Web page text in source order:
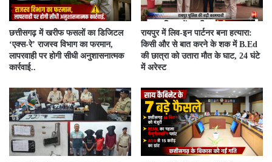
​छत्तीसगढ़ में खरीफ फसलों का डिजिटल
‘एक्स-रे’ राजस्व विभाग का फरमान,
लापरवाही पर होगी सीधी अनुशासनात्मक
कार्रवाई..
रायपुर में लिव-इन पार्टनर बना हत्यारा:
किसी और से बात करने के शक में B.Ed
की छात्रा को उतारा मौत के घाट, 24 घंटे
में अरेस्ट